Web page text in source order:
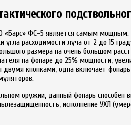
«Барс» ФС-5 является самым
угла расходимости луча от 2 до 15
размера на очень большом
на фонаре до 25% мощности,
двумя кнопками, одна включает
оружии, данный фонарь
исполнение УХЛ